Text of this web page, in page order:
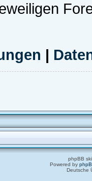
|
phpBB
Powered by
Deutsche